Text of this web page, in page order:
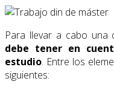
Para llevar a cabo una
debe tener en
estudio. Entre los
siguientes: